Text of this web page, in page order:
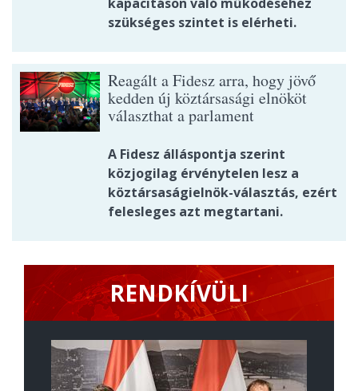
szükséges szintet is elérheti.
Reagált a Fidesz arra, hogy jövő
kedden új köztársasági elnököt
választhat a parlament
A Fidesz álláspontja szerint
közjogilag érvénytelen lesz a
köztársaságielnök-választás, ezért
felesleges azt megtartani.
RENDKÍVÜLI